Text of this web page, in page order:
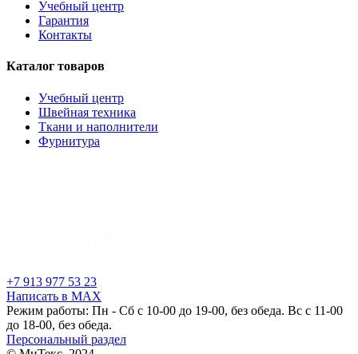
Учебный центр
Гарантия
Контакты
Каталог товаров
Учебный центр
Швейная техника
Ткани и наполнители
Фурнитура
+7 913 977 53 23
Написать в MAX
Режим работы: Пн - Сб с 10-00 до 19-00, без обеда. Вс с 11-00
до 18-00, без обеда.
Персональный раздел